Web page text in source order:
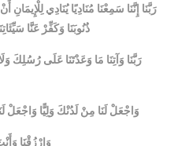
رَبَّنَا إِنَّنَا سَمِعْنَا مُنَادِيًا يُنَادِي لِلْإِيمَانِ
ذُنُوبَنَا وَكَفِّرْ عَنَّا
رَبَّنَا وَآتِنَا مَا وَعَدْتَنَا عَلَى رُسُلِكَ
وَاجْعَلْ لَنَا مِنْ لَدُنْكَ وَلِيًّا وَاجْعَلْ
وَارْزُقْنَا